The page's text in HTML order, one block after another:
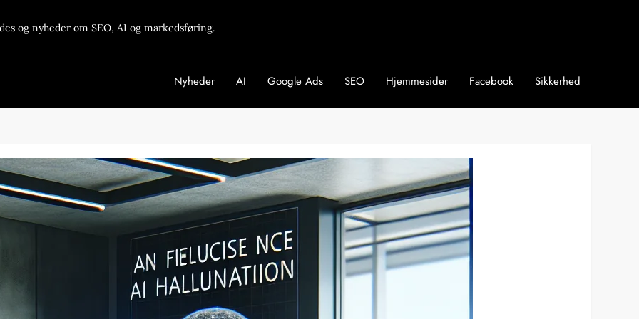
og nyheder om SEO, AI og markedsføring.
Nyheder AI Google Ads SEO Hjemmesider Facebook Sikkerhed